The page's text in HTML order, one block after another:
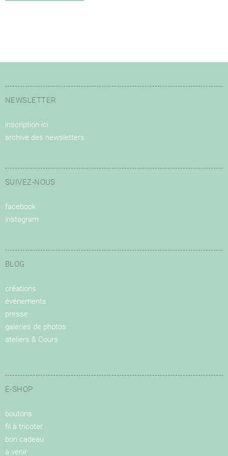
NEWSLETTER
inscription ici
archive des newsletters
SUIVEZ-NOUS
facebook
instagram
BLOG
créations
événements
presse
galeries de photos
ateliers & Cours
E-SHOP
boutons
fil à tricoter
bon cadeau
à venir